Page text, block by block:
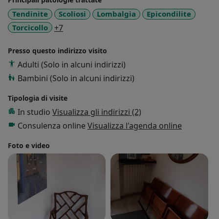
Tendinite Scoliosi Lombalgia
Epicondilite
Torcicollo
+7a11y_sr_more_diseases
Presso questo indirizzo visito
Adulti (Solo in alcuni indirizzi)
Bambini (Solo in alcuni indirizzi)
Tipologia di visite
In studio Visualizza gli indirizzi (2)
Consulenza online Visualizza l'agenda online
Foto e video